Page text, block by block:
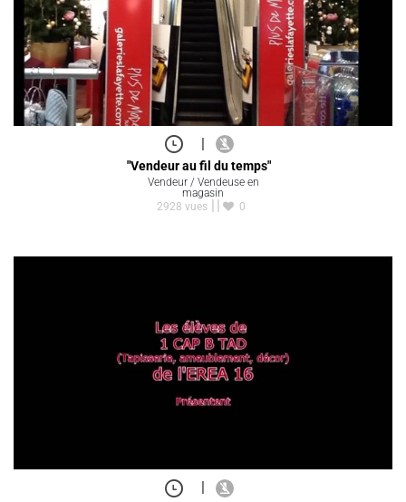
|
"Vendeur au fil du temps"
Vendeur / Vendeuse en
magasin
2928 vues
0
|